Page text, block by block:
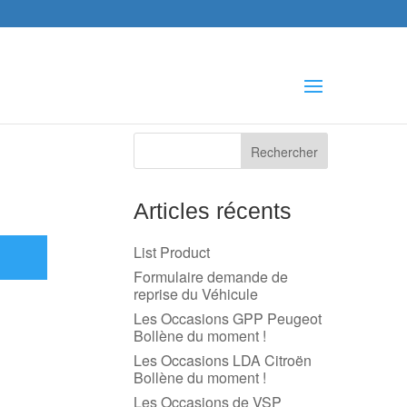
Articles récents
List Product
Formulaire demande de
reprise du Véhicule
Les Occasions GPP Peugeot
Bollène du moment !
Les Occasions LDA Citroën
Bollène du moment !
Les Occasions de VSP